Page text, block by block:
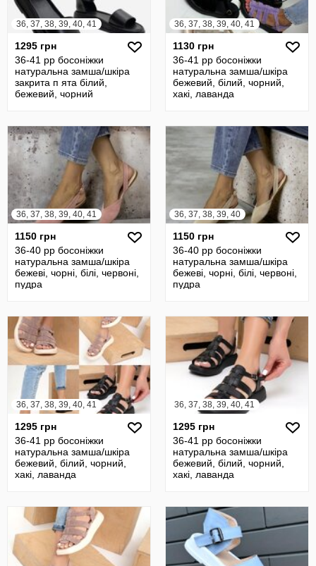
36, 37, 38, 39, 40, 41
1295 грн
36-41 рр босоніжки
натуральна замша/шкіра
закрита п ята білий,
бежевий, чорний
36, 37, 38, 39, 40, 41
1130 грн
36-41 рр босоніжки
натуральна замша/шкіра
бежевий, білий, чорний,
хакі, лаванда
36, 37, 38, 39, 40, 41
1150 грн
36-40 рр босоніжки
натуральна замша/шкіра
бежеві, чорні, білі, червоні,
пудра
36, 37, 38, 39, 40
1150 грн
36-40 рр босоніжки
натуральна замша/шкіра
бежеві, чорні, білі, червоні,
пудра
36, 37, 38, 39, 40, 41
1295 грн
36-41 рр босоніжки
натуральна замша/шкіра
бежевий, білий, чорний,
хакі, лаванда
36, 37, 38, 39, 40, 41
1295 грн
36-41 рр босоніжки
натуральна замша/шкіра
бежевий, білий, чорний,
хакі, лаванда